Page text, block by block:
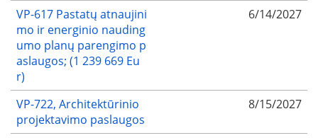
VP-617 Pastatų atnaujini
mo ir energinio nauding
umo planų parengimo p
aslaugos; (1 239 669 Eu
r)
6/14/2027
VP-722, Architektūrinio
projektavimo paslaugos
8/15/2027